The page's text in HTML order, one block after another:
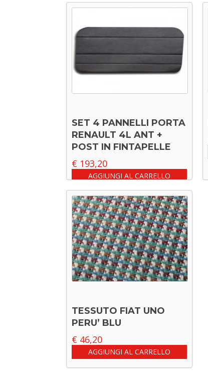
SET 4 PANNELLI PORTA
RENAULT 4L ANT +
POST IN FINTAPELLE
€ 193,20
AGGIUNGI AL CARRELLO
TESSUTO FIAT UNO
PERU’ BLU
€ 46,20
AGGIUNGI AL CARRELLO